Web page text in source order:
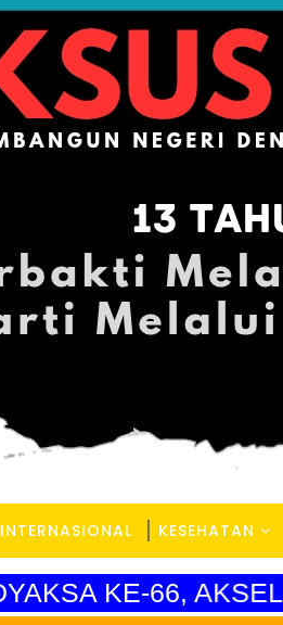
INTERNASIONAL KESEHATAN
KE-66,